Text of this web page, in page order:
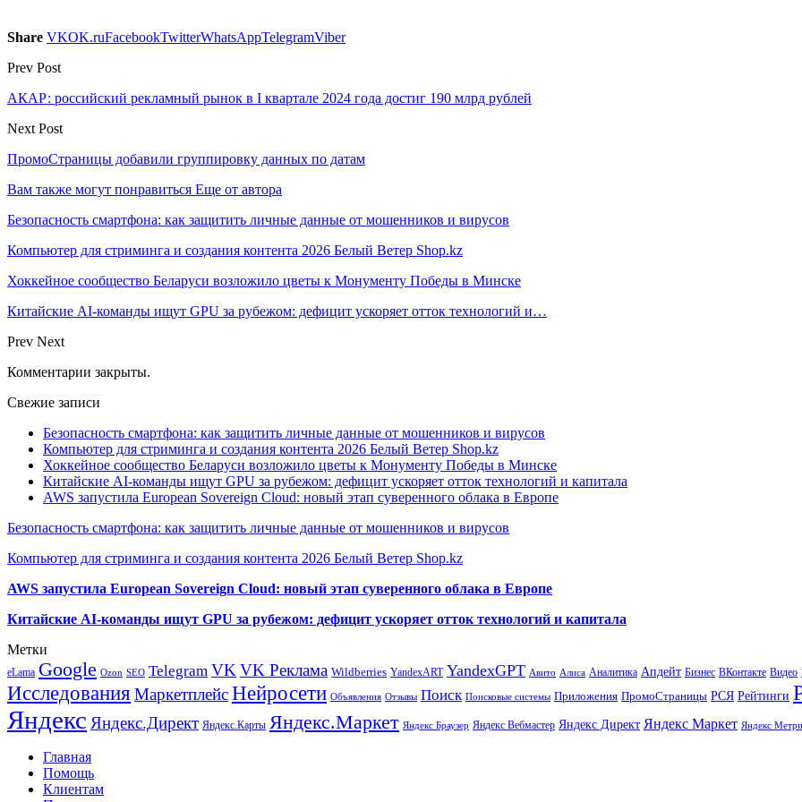
Share VKOK.ruFacebookTwitterWhatsAppTelegramViber
Prev Post
АКАР: российский рекламный рынок в I квартале 2024 года достиг 190 млрд рублей
Next Post
ПромоСтраницы добавили группировку данных по датам
Вам также могут понравиться Еще от автора
Безопасность смартфона: как защитить личные данные от мошенников и вирусов
Компьютер для стриминга и создания контента 2026 Белый Ветер Shop.kz
Хоккейное сообщество Беларуси возложило цветы к Монументу Победы в Минске
Китайские AI-команды ищут GPU за рубежом: дефицит ускоряет отток технологий и…
Prev Next
Комментарии закрыты.
Свежие записи
Безопасность смартфона: как защитить личные данные от мошенников и вирусов
Компьютер для стриминга и создания контента 2026 Белый Ветер Shop.kz
Хоккейное сообщество Беларуси возложило цветы к Монументу Победы в Минске
Китайские AI-команды ищут GPU за рубежом: дефицит ускоряет отток технологий и капитала
AWS запустила European Sovereign Cloud: новый этап суверенного облака в Европе
Безопасность смартфона: как защитить личные данные от мошенников и вирусов
Компьютер для стриминга и создания контента 2026 Белый Ветер Shop.kz
AWS запустила European Sovereign Cloud: новый этап суверенного облака в Европе
Китайские AI-команды ищут GPU за рубежом: дефицит ускоряет отток технологий и капитала
Метки
eLama Google Ozon SEO Telegram VK VK Реклама Wildberries YandexART YandexGPT Авито Алиса Аналитика Апдейт Бизнес ВКонтакте Видео
Исследования МаркетплейсНейросети Объявления Отзывы Поиск Поисковые системы Приложения ПромоСтраницы РСЯ Рейтинги
Яндекс Яндекс.Директ Яндекс.Карты Яндекс.Маркет Яндекс Браузер Яндекс Вебмастер Яндекс Директ Яндекс Маркет Яндекс
Главная
Помощь
Клиентам